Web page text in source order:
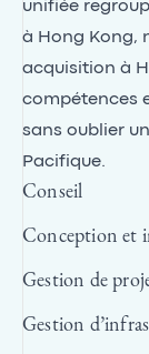
unifiée
à Hong Kong,
acquisition à
compétences
sans oublier
Pacifique.
Conseil
Conception et
Gestion de
Gestion